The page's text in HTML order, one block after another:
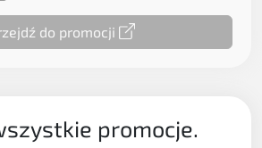
do promocji
promocje.